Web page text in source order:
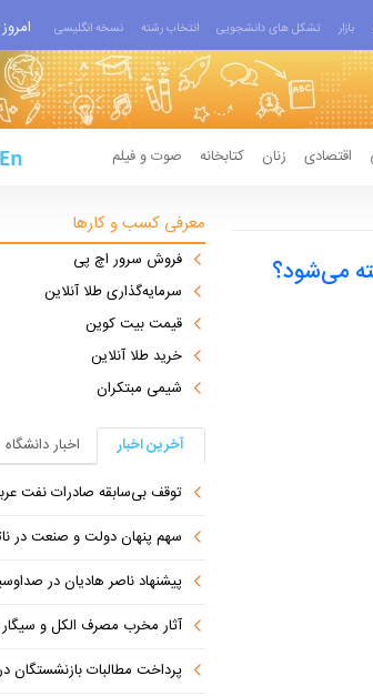
بازار تشکل های دانشجویی انتخاب رشته نسخه انگلیسی امروز 1405/
اقتصادی زنان کتابخانه صوت و فیلم
می‌شود؟
معرفی کسب و کارها
فروش سرور اچ پی
سرمایه‌گذاری طلا آنلاین
قیمت بیت کوین
خرید طلا آنلاین
شیمی مبتکران
آخرین اخبار
اخبار دانشگاه
توقف بی‌سابقه صادرات نفت
سهم پنهان دولت و صنعت در ناترازی بنزین؛
پیشنهاد ناصر هادیان در صداوسیما: تنگه هرمز را
آثار مخرب مصرف الکل و سیگار
پرداخت مطالبات بازنشستگان در اولویت تأمین اجتماعی؛